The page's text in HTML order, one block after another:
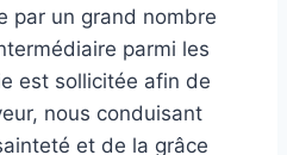
par un grand nombre
parmi les
est sollicitée afin de
nous conduisant
et de la grâce